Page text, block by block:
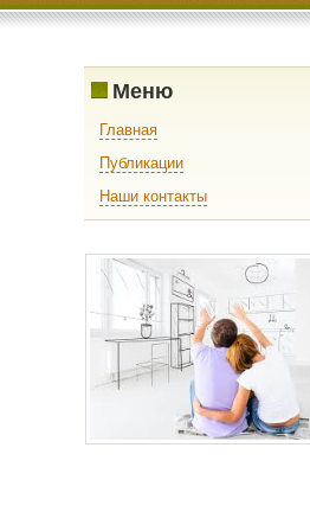
Меню
Главная
Публикации
Наши контакты